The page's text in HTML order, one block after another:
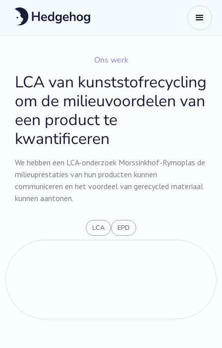
Ons werk
LCA van kunststofrecycling
om de milieuvoordelen van
een product te
kwantificeren
We hebben een LCA-onderzoek Morssinkhof-Rymoplas de
milieuprestaties van hun producten kunnen
communiceren en het voordeel van gerecycled materiaal
kunnen aantonen.
LCA EPD